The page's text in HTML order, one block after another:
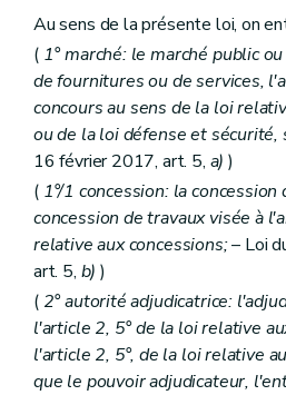
Art. 52
Art. 53
Sous-section 5
Art. 54
Sous-section 6
Art. 55
Sous-section 7
Art. 56
Art. 57
Art. 58
Art. 59
Chapitre 2 Marchés
Section 1
Art. 60
Section 2 Décision motivée, information des
Art. 61
Art. 62
Section 3 Procédures
Au sens de la présente loi, on
( 1° marché: le marché public
de fournitures ou de services,
concours au sens de la loi
ou de la loi défense et sécurité,
16 février 2017, art. 5, a) )
( 1°/1 concession: la
concession de travaux visée à
relative aux concessions;– Loi
art. 5, b) )
( 2° autorité adjudicatrice:
l'article 2, 5° de la loi relative
l'article 2, 5°, de la loi relative
que le pouvoir adjudicateur,